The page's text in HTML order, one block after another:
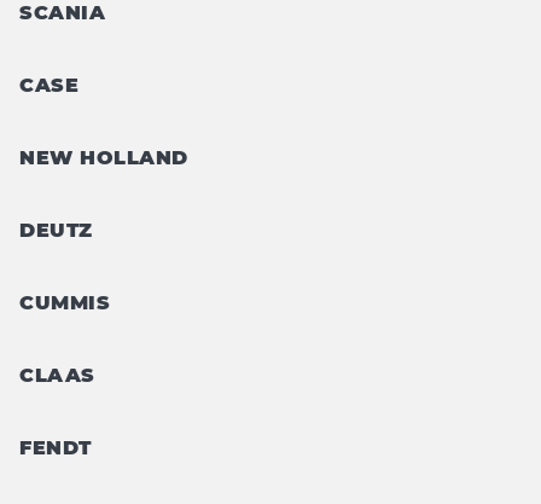
SCANIA
CASE
NEW HOLLAND
DEUTZ
CUMMIS
CLAAS
FENDT